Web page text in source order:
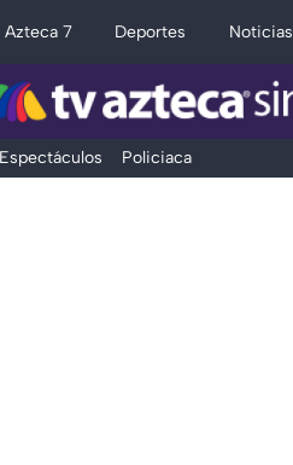
Azteca 7 Deportes Noticias
Espectáculos Policiaca